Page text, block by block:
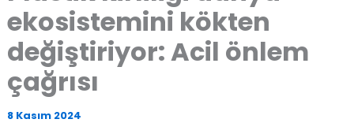
ekosistemini kökten
değiştiriyor: Acil önlem
çağrısı
8 Kasım 2024